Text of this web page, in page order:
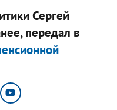
Сергей
передал в